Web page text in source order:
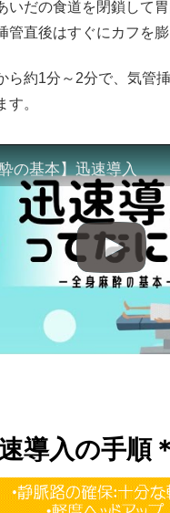
いだの食道を閉鎖して
管直後はすぐにカフを膨
ら約1分～2分で、気管
す。
の基本】迅速導入
導入の手順＊